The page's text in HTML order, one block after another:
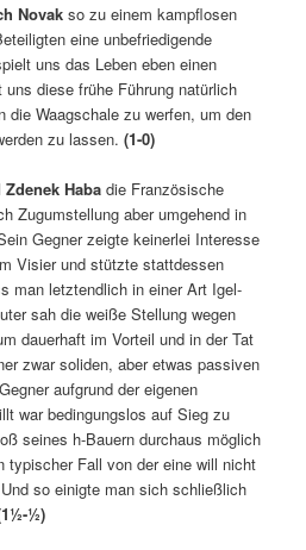
Novak so zu einem kampflosen
eine unbefriedigende
uns das Leben eben einen
diese frühe Führung natürlich
Waagschale zu werfen, um den
zu lassen.(1-0)
Zdenek Haba die Französische
Zugumstellung aber umgehend in
Gegner zeigte keinerlei Interesse
Visier und stützte stattdessen
man letztendlich in einer Art Igel-
sah die weiße Stellung wegen
dauerhaft im Vorteil und in der Tat
zwar soliden, aber etwas passiven
aufgrund der eigenen
war bedingungslos auf Sieg zu
seines h-Bauern durchaus möglich
typischer Fall von der eine will nicht
so einigte man sich schließlich
½)